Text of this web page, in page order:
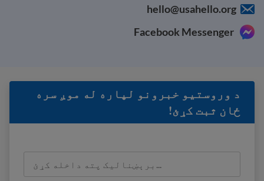
hello@usahello.org
Facebook Messenger
د وروستيو خبرونو لپاره له موږ سره
ځان ثبت کړئ!